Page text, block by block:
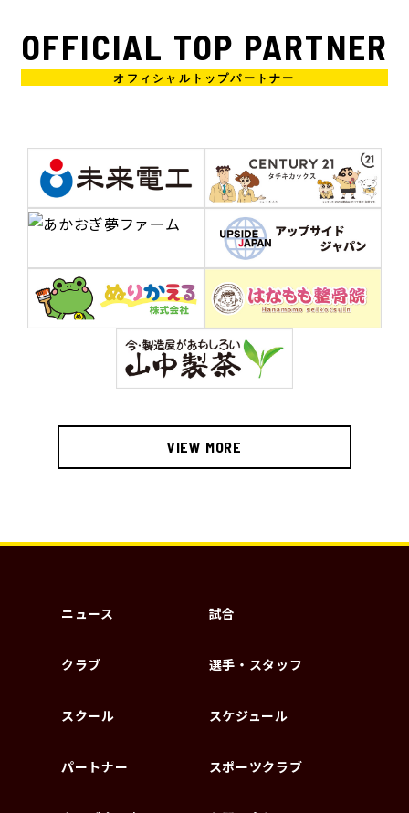
OFFICIAL TOP PARTNER
VIEW MORE
ニュース 試合
クラブ 選手・スタッフ
スクール スケジュール
パートナー スポーツクラブ